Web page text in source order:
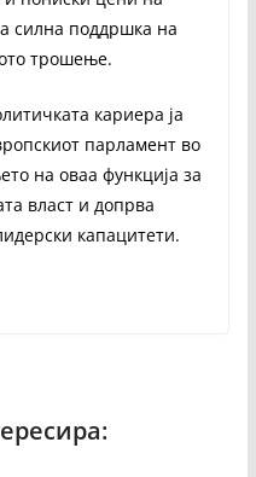
силна поддршка на
трошење.
кариера ја
парламент во
на оваа функција за
власт и допрва
капацитети.